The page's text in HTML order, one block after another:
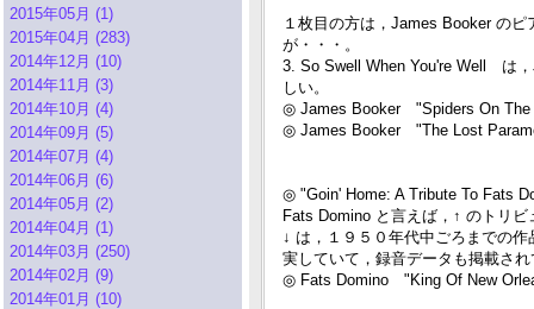
2015年05月 (1)
2015年04月 (283)
2014年12月 (10)
2014年11月 (3)
2014年10月 (4)
2014年09月 (5)
2014年07月 (4)
2014年06月 (6)
2014年05月 (2)
2014年04月 (1)
2014年03月 (250)
2014年02月 (9)
2014年01月 (10)
１枚目の方は，James Booker の
が・・・。
3. So Swell When You're Well は
しい。
◎ James Booker "Spiders On The
◎ James Booker "The Lost
◎ "Goin' Home: A Tribute To Fats
Fats Domino と言えば，↑ のトリ
↓ は，１９５０年代中ごろまでの
実していて，録音データも掲載さ
◎ Fats Domino "King Of New